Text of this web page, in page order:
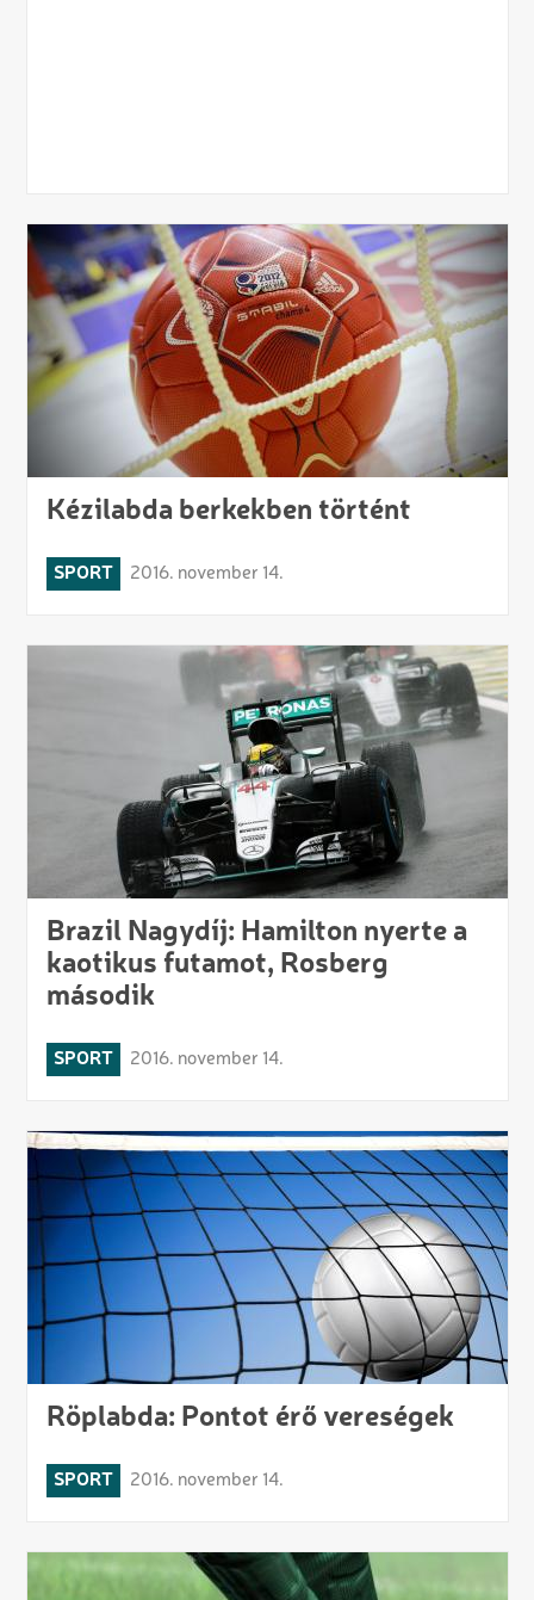
Kézilabda berkekben történt
SPORT 2016. november 14.
Brazil Nagydíj: Hamilton nyerte a
kaotikus futamot, Rosberg
második
SPORT 2016. november 14.
Röplabda: Pontot érő vereségek
SPORT 2016. november 14.